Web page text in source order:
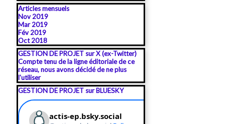
Sauter le bloc Articles mensuels
Articles mensuels
Nov 2019
Mar 2019
Fév 2019
Oct 2018
Sauter le bloc GESTION DE PROJET sur X (ex-Twitter)
GESTION DE PROJET sur X (ex-Twitter)
Compte tenu de la ligne éditoriale de ce
réseau, nous avons décidé de ne plus
l'utiliser
Sauter le bloc GESTION DE PROJET sur BLUESKY
GESTION DE PROJET sur BLUESKY